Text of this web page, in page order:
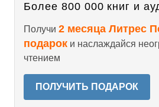
Более 800 000 книг и
Получи 2 месяца Литрес
подарок и наслаждайся
чтением
ПОЛУЧИТЬ ПОДАРОК